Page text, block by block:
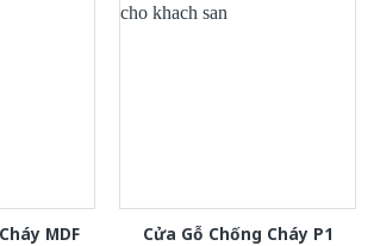
MDF
Cửa Gỗ Chống Cháy P1